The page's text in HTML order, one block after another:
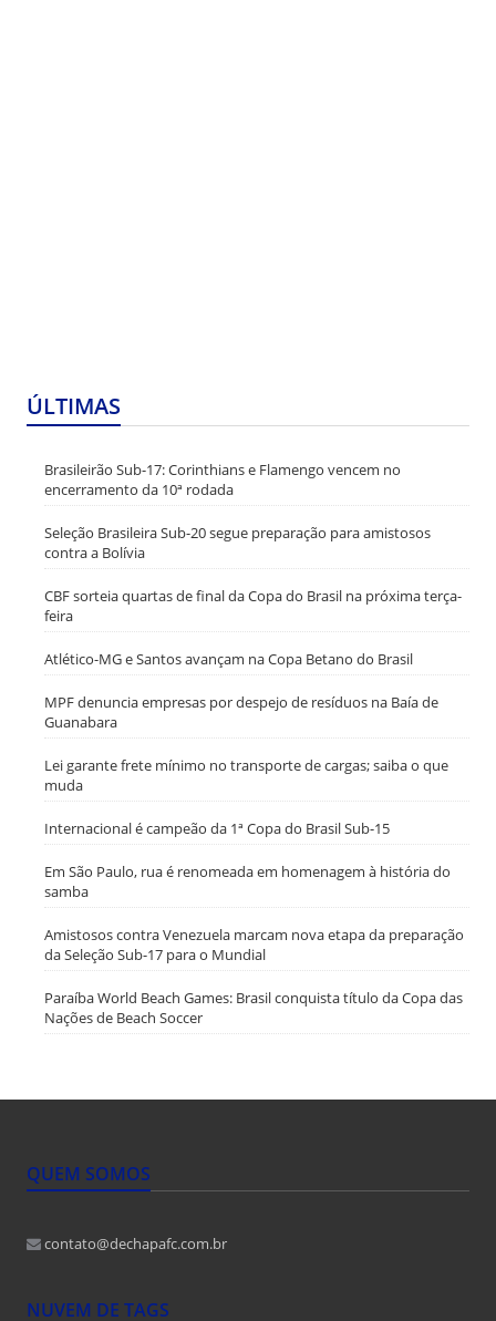
ÚLTIMAS
Brasileirão Sub-17: Corinthians e Flamengo vencem no
encerramento da 10ª rodada
Seleção Brasileira Sub-20 segue preparação para amistosos
contra a Bolívia
CBF sorteia quartas de final da Copa do Brasil na próxima terça-
feira
Atlético-MG e Santos avançam na Copa Betano do Brasil
MPF denuncia empresas por despejo de resíduos na Baía de
Guanabara
Lei garante frete mínimo no transporte de cargas; saiba o que
muda
Internacional é campeão da 1ª Copa do Brasil Sub-15
Em São Paulo, rua é renomeada em homenagem à história do
samba
Amistosos contra Venezuela marcam nova etapa da preparação
da Seleção Sub-17 para o Mundial
Paraíba World Beach Games: Brasil conquista título da Copa das
Nações de Beach Soccer
QUEM SOMOS
contato@dechapafc.com.br
NUVEM DE TAGS